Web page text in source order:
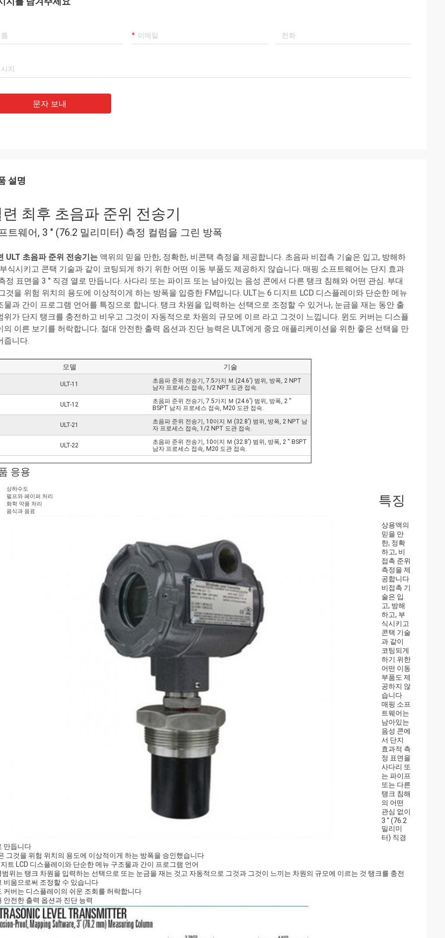
문자 보내
설명
련 최후 초음파 준위 전송기
트웨어, 3 " (76.2 밀리미터) 측정 컬럼을 그린 방폭
ULT 초음파 준위 전송기는 액위의 믿을 만한, 정확한, 비콘택 측정을 제공합니다. 초음파 비접촉 기술은 입고, 방해하
식시키고 콘택 기술과 같이 코팅되게 하기 위한 어떤 이동 부품도 제공하지 않습니다. 매핑 소프트웨어는 단지 효과
정 표면을 3 " 직경 열로 만듭니다. 사다리 또는 파이프 또는 남아있는 음성 콘에서 다른 탱크 침해와 어떤 관심. 부대
것을 위험 위치의 용도에 이상적이게 하는 방폭을 입증한 FM입니다. ULT는 6 디지트 LCD 디스플레이와 단순한 메뉴
물과 간이 프로그램 언어를 특징으로 합니다. 탱크 차원을 입력하는 선택으로 조정할 수 있거나, 눈금을 재는 동안 출
위가 단지 탱크를 충전하고 비우고 그것이 자동적으로 차원의 규모에 이르 라고 그것이 느낍니다. 윈도 커버는 디스플
의 이른 보기를 허락합니다. 절대 안전한 출력 옵션과 진단 능력은 ULT에게 중요 애플리케이션을 위한 좋은 선택을 만
줍니다.
모델 기술
ULT-11
초음파 준위 전송기, 7.5가지 Ｍ (24.6') 범위, 방폭, 2 NPT
남자 프로세스 접속, 1/2 NPT 도관 접속.
ULT-12
초음파 준위 전송기, 7.5가지 Ｍ (24.6') 범위, 방폭, 2 "
BSPT 남자 프로세스 접속, M20 도관 접속.
ULT-21
초음파 준위 전송기, 10이지 Ｍ (32.8') 범위, 방폭, 2 NPT 남
자 프로세스 접속, 1/2 NPT 도관 접속.
ULT-22
초음파 준위 전송기, 10이지 Ｍ (32.8') 범위, 방폭, 2 " BSPT
남자 프로세스 접속, M20 도관 접속.
응용
상하수도
펄프와 페이퍼 처리
화학 약품 처리
음식과 음료
특징
상용액의
믿을 만
한, 정확
하고, 비
접촉 준위
측정을 제
공합니다
비접촉 기
술은 입
고, 방해
하고, 부
식시키고
콘택 기술
과 같이
코팅되게
하기 위한
어떤 이동
부품도 제
공하지 않
습니다
매핑 소프
트웨어는
남아있는
음성 콘에
서 단지
효과적 측
정 표면을
사다리 또
는 파이프
또는 다른
탱크 침해
의 어떤
관심 없이
3 " (76.2
밀리미
터) 직경
만듭니다
그것을 위험 위치의 용도에 이상적이게 하는 방폭을 승인했습니다
트 LCD 디스플레이와 단순한 메뉴 구조물과 간이 프로그램 언어
범위는 탱크 차원을 입력하는 선택으로 또는 눈금을 재는 것고 자동적으로 그것과 그것이 느끼는 차원의 규모에 이르는 것 탱크를 충전
비움으로써 조정할 수 있습니다
커버는 디스플레이의 쉬운 조회를 허락합니다
안전한 출력 옵션과 진단 능력